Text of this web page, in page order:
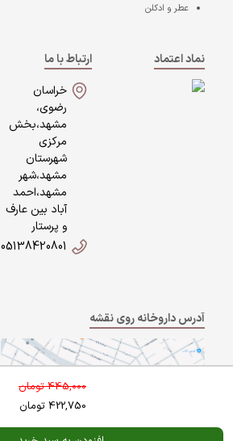
445,000 تومان
422,750 تومان
عطر و ادکلن
نماد اعتماد
ارتباط با ما
خراسان
رضوی،
مشهد،بخش
مرکزی
شهرستان
مشهد،شهر
مشهد،احمد
آباد بین عارف
و پرستار
05138420801
آدرس داروخانه روی نقشه